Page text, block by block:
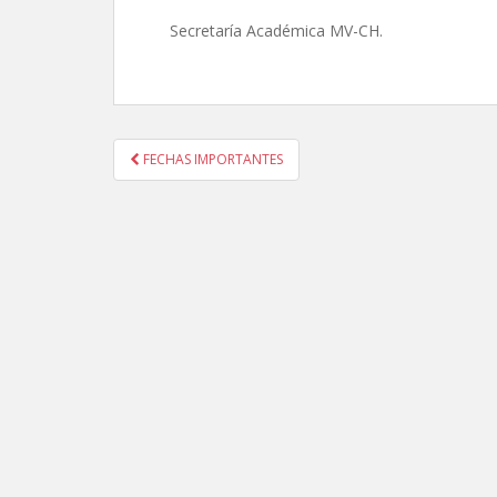
Secretaría Académica MV-CH.
Navegación
de
FECHAS IMPORTANTES